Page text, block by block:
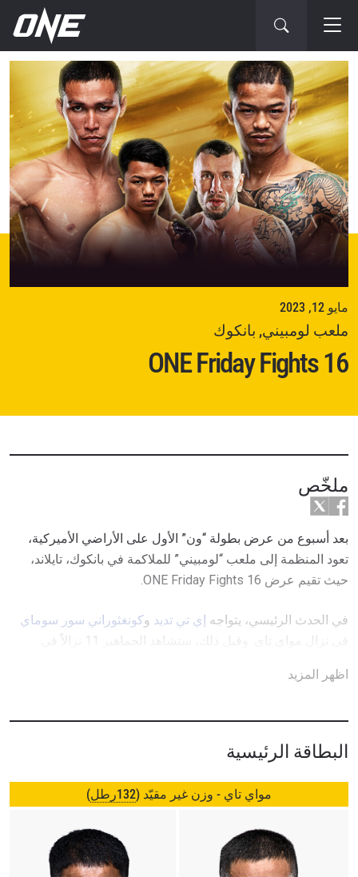
العرض
التالي
مايو 12, 2023
ملعب لومبيني, بانكوك
ONE Friday Fights 16
ملخّص
بعد أسبوع من عرض بطولة “ون” الأول على الأراضي الأميركية،
تعود المنظمة إلى ملعب “لومبيني” للملاكمة في بانكوك، تايلاند،
حيث تقيم عرض ONE Friday Fights 16.
في الحدث الرئيسي، يتواجه إي تي تديد وكونغثوراني سور سوماي
في نزال مواي تاي. وقبل ذلك، ستشاهد الجماهير 11 نزالاً في
رياضيين عالميين من حول العالم.
اظهر المزيد
البطاقة الرئيسية
مواي تاي - وزن غير مقيّد (132رطل )